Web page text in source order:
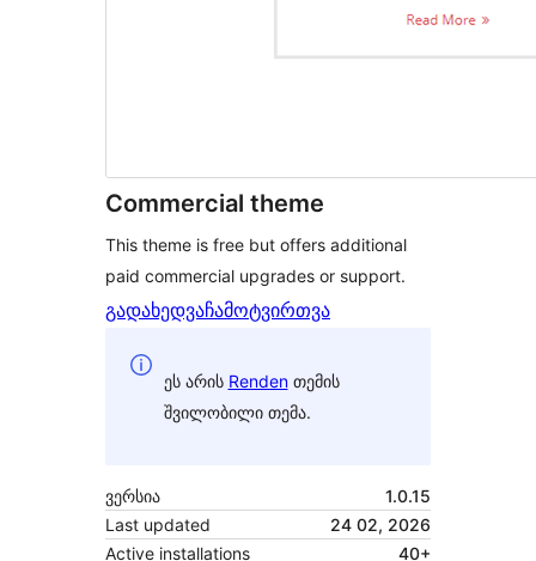
Commercial theme
This theme is free but offers additional
paid commercial upgrades or support.
გადახედვაჩამოტვირთვა
ეს არის Rendenთემის
შვილობილი თემა.
ვერსია
1.0.15
Last updated
24 02, 2026
Active installations
40+